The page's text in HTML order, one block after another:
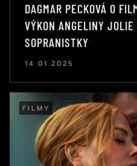
DAGMAR PECKOVÁ O
VÝKON ANGELINY
SOPRANISTKY
14.01.2025
FILMY